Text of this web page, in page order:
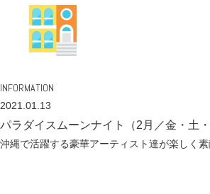
INFORMATION
2021.01.13
パラダイスムーンナイト（2月／金・土・
沖縄で活躍する豪華アーティスト達が楽しく